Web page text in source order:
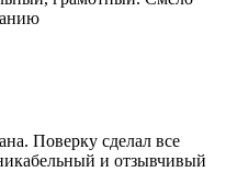
Поверку сделал все
и отзывчивый